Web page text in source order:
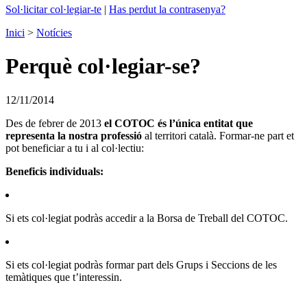
Sol·licitar col·legiar-te | Has perdut la contrasenya?
Inici > Notícies
Perquè col·legiar-se?
12/11/2014
Des de febrer de 2013 el COTOC és l’única entitat que
representa la nostra professió al territori català. Formar-ne part et
pot beneficiar a tu i al col·lectiu:
Beneficis individuals:
Si ets col·legiat podràs accedir a la Borsa de Treball del COTOC.
Si ets col·legiat podràs formar part dels Grups i Seccions de les
temàtiques que t’interessin.